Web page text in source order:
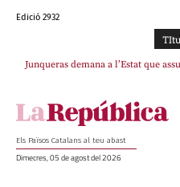
Edició 2932
Junqueras demana a l’Estat que
L’abandonament de les
Els Països Catalans al teu abast
Dimecres, 05 de agost del 2026